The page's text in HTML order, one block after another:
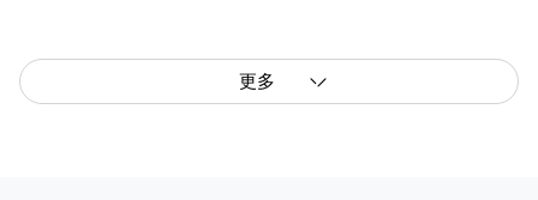
更多